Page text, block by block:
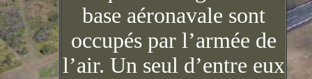
base aéronavale sont
occupés par l’armée de
l’air. Un seul d’entre eux